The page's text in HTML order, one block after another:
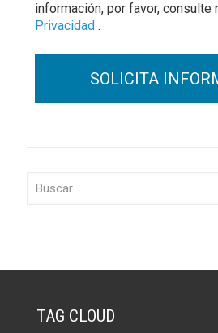
información, por favor, consulte
Privacidad .
TAG CLOUD